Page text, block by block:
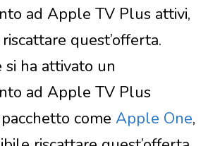
ad Apple TV Plus attivi,
quest’offerta.
si ha attivato un
ad Apple TV Plus
come Apple One,